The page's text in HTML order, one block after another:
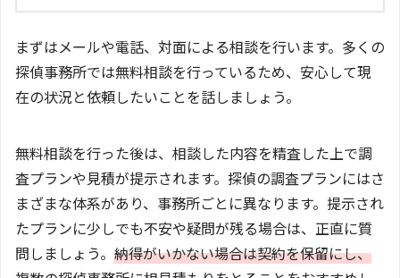
まずはメールや電話、対面による相談を行います。多くの
探偵事務所では無料相談を行っているため、安心して現
在の状況と依頼したいことを話しましょう。
無料相談を行った後は、相談した内容を精査した上で調
査プランや見積が提示されます。探偵の調査プランにはさ
まざまな体系があり、事務所ごとに異なります。提示され
たプランに少しでも不安や疑問が残る場合は、正直に質
問しましょう。 納得がいかない場合は契約を保留にし、